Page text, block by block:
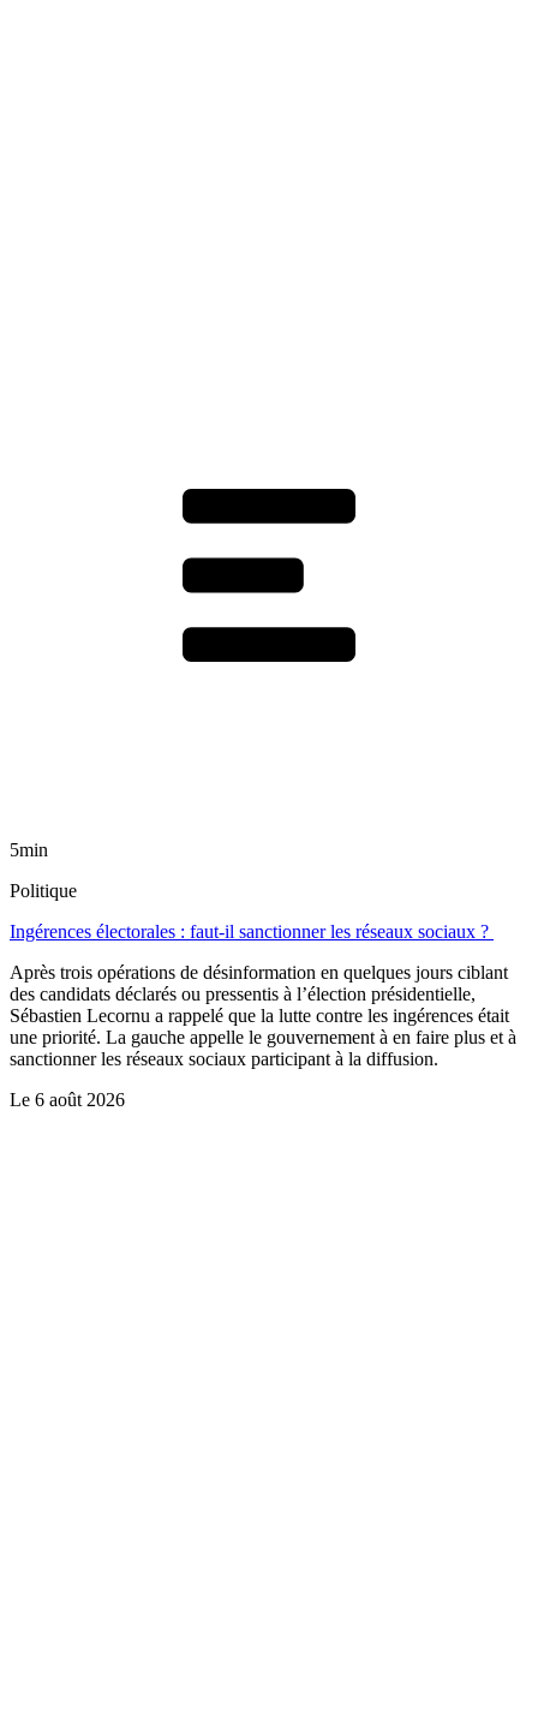
5min
Politique
Ingérences électorales : faut-il sanctionner les réseaux sociaux ?
Après trois opérations de désinformation en quelques jours ciblant
des candidats déclarés ou pressentis à l’élection présidentielle,
Sébastien Lecornu a rappelé que la lutte contre les ingérences était
une priorité. La gauche appelle le gouvernement à en faire plus et à
sanctionner les réseaux sociaux participant à la diffusion.
Le 6 août 2026